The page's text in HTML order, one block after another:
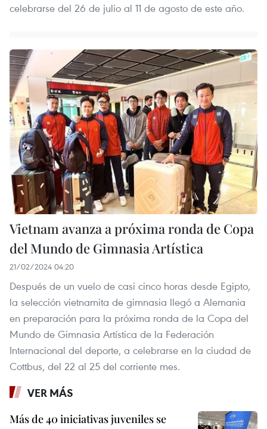
celebrarse del 26 de julio al 11 de agosto de este año.
Vietnam avanza a próxima ronda de Copa
del Mundo de Gimnasia Artística
21/02/2024 04:20
Después de un vuelo de casi cinco horas desde Egipto,
la selección vietnamita de gimnasia llegó a Alemania
en preparación para la próxima ronda de la Copa del
Mundo de Gimnasia Artística de la Federación
Internacional del deporte, a celebrarse en la ciudad de
Cottbus, del 22 al 25 del corriente mes.
VER MÁS
Más de 40 iniciativas juveniles se